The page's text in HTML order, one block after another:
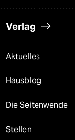
Verlag
Aktuelles
Hausblog
Die Seitenwende
Stellen